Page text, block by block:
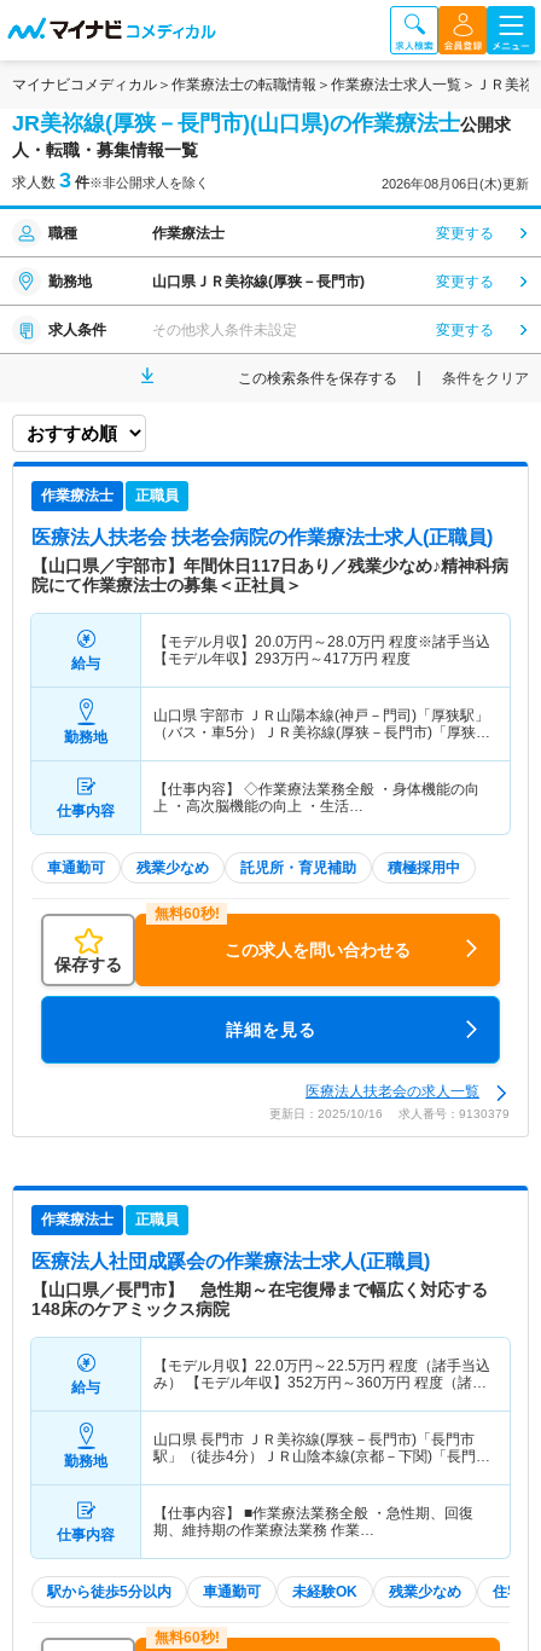
マイナビコメディカル 作業療法士の転職情報 作業療法士求人一覧 ＪＲ美
JR美祢線(厚狭－長門市)(山口県)の作業療法士公開求
人・転職・募集情報一覧
求人数 3 件※非公開求人を除く 2026年08月06日(木)更新
職種 作業療法士 変更する
勤務地 山口県ＪＲ美祢線(厚狭－長門市) 変更する
求人条件 その他求人条件未設定 変更する
この検索条件を保存する 条件をクリア
作業療法士 正職員
医療法人扶老会 扶老会病院の作業療法士求人(正職員)
【山口県／宇部市】年間休日117日あり／残業少なめ♪精神科病
院にて作業療法士の募集＜正社員＞
給与
【モデル月収】 20.0万円～28.0万円 程度※諸手当込
【モデル年収】 293万円～417万円 程度
勤務地
山口県 宇部市 ＪＲ山陽本線(神戸－門司)「厚狭駅」
（バス・車5分）ＪＲ美祢線(厚狭－長門市)「厚狭
仕事内容
【仕事内容】 ◇作業療法業務全般 ・身体機能の向
上 ・高次脳機能の向上 ・生活…
車通勤可 残業少なめ 託児所・育児補助 積極採用中
保存する
この求人を問い合わせる
詳細を見る
医療法人扶老会の求人一覧
更新日：2025/10/16 求人番号：9130379
作業療法士 正職員
医療法人社団成蹊会の作業療法士求人(正職員)
【山口県／長門市】 急性期～在宅復帰まで幅広く対応する
148床のケアミックス病院
給与
【モデル月収】 22.0万円～22.5万円 程度（諸手当込
み） 【モデル年収】 352万円～360万円 程度（諸手
勤務地
山口県 長門市 ＪＲ美祢線(厚狭－長門市)「長門市
駅」（徒歩4分）ＪＲ山陰本線(京都－下関)「長門市
仕事内容
【仕事内容】 ■作業療法業務全般 ・急性期、回復
期、維持期の作業療法業務 作業…
駅から徒歩5分以内 車通勤可 未経験OK 残業少なめ 住宅手